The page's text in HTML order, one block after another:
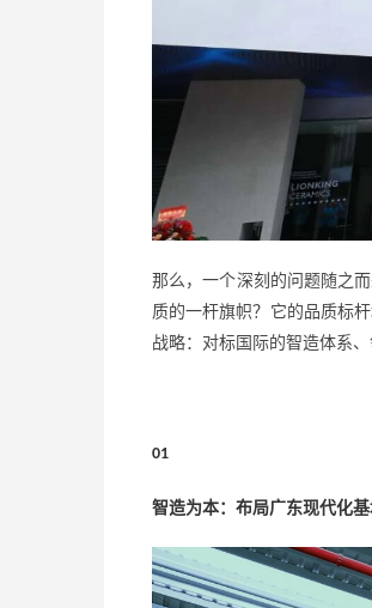
那么，一个深刻的问题随之
质的一杆旗帜？它的品质标
战略：对标国际的智造体系
01
智造为本：布局广东现代化